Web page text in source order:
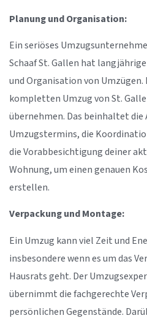
Planung und Organisation:
Ein seriöses
Schaaf St. Gallen hat
und Organisation von Umzügen.
kompletten Umzug von St.
übernehmen. Das beinhaltet die
Umzugstermins, die
die Vorabbesichtigung deiner
Wohnung, um einen genauen
erstellen.
Verpackung und Montage:
Ein Umzug kann viel Zeit und
insbesondere wenn es um das
Hausrats geht. Der
übernimmt die fachgerechte
persönlichen Gegenstände.